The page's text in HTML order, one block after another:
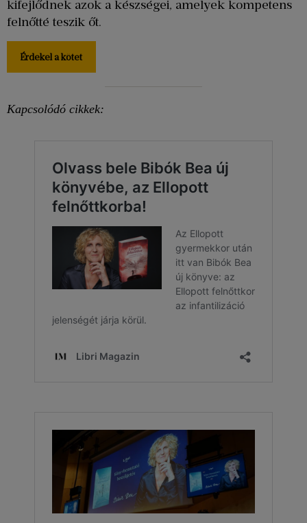
kifejlődnek azok a készségei, amelyek kompetens
felnőtté teszik őt.
Érdekel a kötet
Kapcsolódó cikkek: